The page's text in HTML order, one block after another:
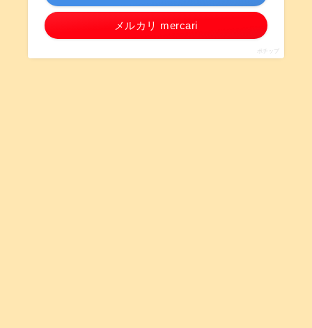
メルカリ mercari
ポチップ